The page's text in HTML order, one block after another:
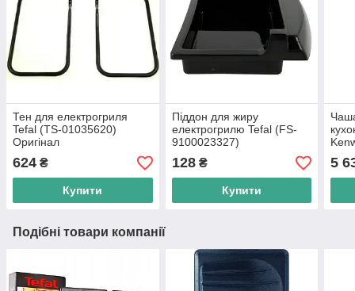
Тен для електрогриля
Tefal (TS-01035620)
Оригінал
624 ₴
Купити
Піддон для жиру
електрогрилю Tefal (FS-
9100023327)
128₴
Купити
5
Подібні товари компанії